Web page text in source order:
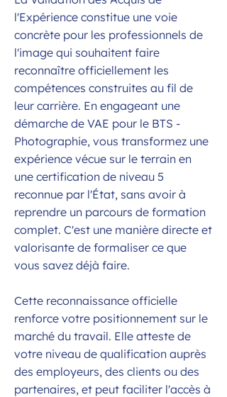
l'Expérience constitue une voie
concrète pour les professionnels de
l'image qui souhaitent faire
reconnaître officiellement les
compétences construites au fil de
leur carrière. En engageant une
démarche de VAE pour le BTS -
Photographie, vous transformez une
expérience vécue sur le terrain en
une certification de niveau 5
reconnue par l'État, sans avoir à
reprendre un parcours de formation
complet. C'est une manière directe et
valorisante de formaliser ce que
vous savez déjà faire.
Cette reconnaissance officielle
renforce votre positionnement sur le
marché du travail. Elle atteste de
votre niveau de qualification auprès
des employeurs, des clients ou des
partenaires, et peut faciliter l'accès à